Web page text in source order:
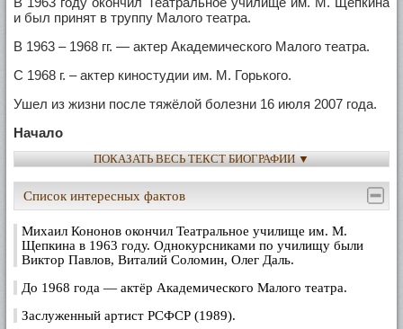
и был принят в труппу Малого театра.
В 1963 – 1968 гг. — актер Академического Малого театра.
С 1968 г. – актер киностудии им. М. Горького.
Ушел из жизни после тяжёлой болезни 16 июля 2007 года.
Начало
Выступать на сцене Михаил Кононов начал еще в школе.
известным кинорежиссером, они готовили целые
эстрадные программы. Успех в школьной
самодеятельности и подтолкнул Кононова к поступлению в
театральное училище.
Окончил Высшее театральное училище (институт) им. М. С.
Щепкина в 1963 году. Вместе с ним на одном курсе в
училище учились Виктор Павлов, Виталий Соломин, Олег
Даль.
ПОКАЗАТЬ ВЕСЬ ТЕКСТ БИОГРАФИИ ▼
Список интересных фактов
Михаил Кононов окончил Театральное училище им. М.
Щепкина в 1963 году. Однокурсниками по училищу были
Виктор Павлов, Виталий Соломин, Олег Даль.
До 1968 года — актёр Академического Малого театра.
Заслуженный артист РСФСР (1989).